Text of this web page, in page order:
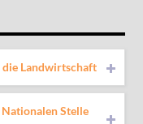
die Landwirtschaft
Stelle